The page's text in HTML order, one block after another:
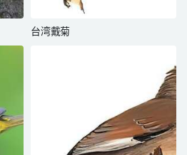
台湾戴菊